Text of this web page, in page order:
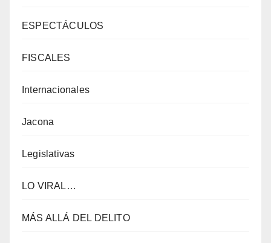
ESPECTÁCULOS
FISCALES
Internacionales
Jacona
Legislativas
LO VIRAL…
MÁS ALLÁ DEL DELITO